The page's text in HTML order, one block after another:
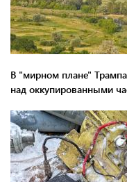
В "мирном плане" Трампа
над оккупированными